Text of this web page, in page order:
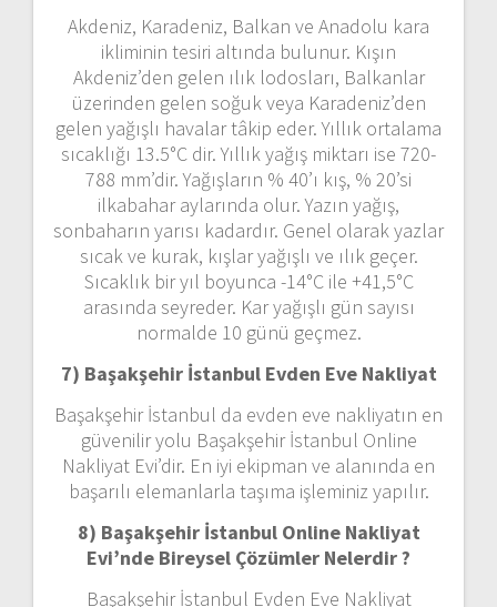
Akdeniz, Karadeniz, Balkan ve Anadolu kara
ikliminin tesiri altında bulunur. Kışın
Akdeniz’den gelen ılık lodosları, Balkanlar
üzerinden gelen soğuk veya Karadeniz’den
gelen yağışlı havalar tâkip eder. Yıllık ortalama
sıcaklığı 13.5°C dir. Yıllık yağış miktarı ise 720-
788 mm’dir. Yağışların % 40’ı kış, % 20’si
ilkabahar aylarında olur. Yazın yağış,
sonbaharın yarısı kadardır. Genel olarak yazlar
sıcak ve kurak, kışlar yağışlı ve ılık geçer.
Sıcaklık bir yıl boyunca -14°C ile +41,5°C
arasında seyreder. Kar yağışlı gün sayısı
normalde 10 günü geçmez.
7) Başakşehir İstanbul Evden Eve Nakliyat
Başakşehir İstanbul da evden eve nakliyatın en
güvenilir yolu Başakşehir İstanbul Online
Nakliyat Evi’dir. En iyi ekipman ve alanında en
başarılı elemanlarla taşıma işleminiz yapılır.
8) Başakşehir İstanbul Online Nakliyat
Evi’nde Bireysel Çözümler Nelerdir ?
Başakşehir İstanbul Evden Eve Nakliyat